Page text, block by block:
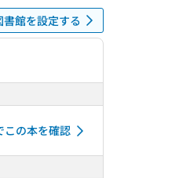
館を設定する
この本を確認